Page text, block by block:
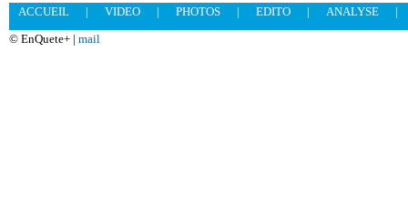
ACCUEIL | VIDEO | PHOTOS | EDITO | ANALYSE
|
© EnQuete+ | mail